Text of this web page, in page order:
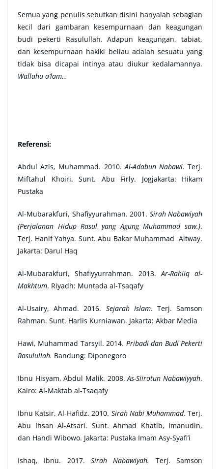
Semua yang penulis sebutkan disini hanyalah sebagian
kecil dari gambaran kesempurnaan dan keagungan
budi pekerti Rasulullah. Adapun keagungan, tabiat,
dan kesempurnaan hakiki beliau adalah sesuatu yang
tidak bisa dicapai intinya atau diukur kedalamannya.
Wallahu a’lam…
Referensi:
Abdul Azis, Muhammad. 2010.Al-Adabun Nabawi. Terj.
Miftahul Khoiri. Sunt. Abu Firly. Jogjakarta: Hikam
Pustaka
Al-Mubarakfuri, Shafiyyurahman. 2001. Sirah Nabawiyah
(Perjalanan Hidup Rasul yang Agung Muhammad saw.).
Terj. Hanif Yahya. Sunt. Abu Bakar Muhammad Altway.
Jakarta: Darul Haq
Al-Mubarakfuri, Shafiyyurrahman. 2013.Ar-Rahiiq al-
Makhtum. Riyadh: Muntada al-Tsaqafy
Al-Usairy, Ahmad. 2016. Sejarah Islam. Terj. Samson
Rahman. Sunt. Harlis Kurniawan. Jakarta: Akbar Media
Hawi, Muhammad Tarsyil. 2014. Pribadi dan Budi Pekerti
Rasulullah. Bandung: Diponegoro
Ibnu Hisyam, Abdul Malik. 2008.As-Siirotun Nabawiyyah.
Kairo: Al-Maktab al-Tsaqafy
Ibnu Katsir, Al-Hafidz. 2010. Sirah Nabi Muhammad. Terj.
Abu Ihsan Al-Atsari. Sunt. Ahmad Khatib, Imanudin,
dan Handi Wibowo. Jakarta: Pustaka Imam Asy-Syafi’i
Ishaq, Ibnu. 2017. Sirah Nabawiyah.
Terj. Samson